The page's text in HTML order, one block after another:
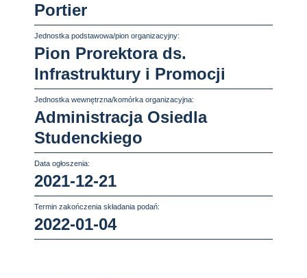
Portier
Jednostka podstawowa/pion organizacyjny:
Pion Prorektora ds.
Infrastruktury i Promocji
Jednostka wewnętrzna/komórka organizacyjna:
Administracja Osiedla
Studenckiego
Data ogłoszenia:
2021-12-21
Termin zakończenia składania podań:
2022-01-04